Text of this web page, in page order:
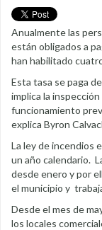
Anualmente las
están obligados a
han habilitado
Esta tasa se paga
implica la
funcionamiento
explica Byron
La ley de incendios
un año calendario.
desde enero y por
el municipio y
Desde el mes de
los locales